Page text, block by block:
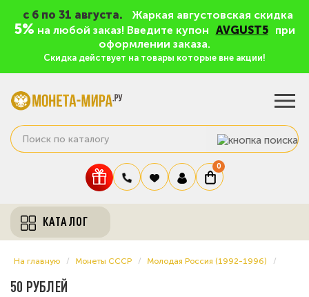
c 6 по 31 августа. Жаркая августовская скидка
5% на любой заказ! Введите купон AVGUST5
при
оформлении заказа.
Скидка действует на товары которые вне акции!
0
КАТАЛОГ
На главную Монеты СССР Молодая Россия (1992-1996)
50 РУБЛЕЙ